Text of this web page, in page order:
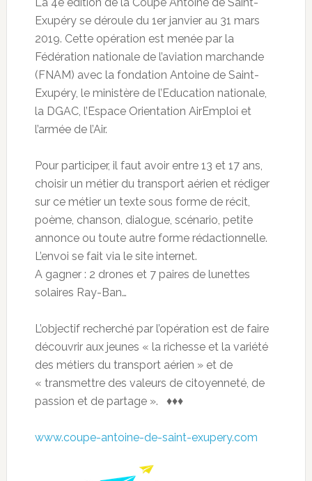
La 4e édition de la Coupe Antoine de Saint-
Exupéry se déroule du 1er janvier au 31 mars
2019. Cette opération est menée par la
Fédération nationale de l’aviation marchande
(FNAM) avec la fondation Antoine de Saint-
Exupéry, le ministère de l’Education nationale,
la DGAC, l’Espace Orientation AirEmploi et
l’armée de l’Air.
Pour participer, il faut avoir entre 13 et 17 ans,
choisir un métier du transport aérien et rédiger
sur ce métier un texte sous forme de récit,
poème, chanson, dialogue, scénario, petite
annonce ou toute autre forme rédactionnelle.
L’envoi se fait via le site internet.
A gagner : 2 drones et 7 paires de lunettes
solaires Ray-Ban…
L’objectif recherché par l’opération est de faire
découvrir aux jeunes « la richesse et la variété
des métiers du transport aérien » et de
« transmettre des valeurs de citoyenneté, de
passion et de partage ». ♦♦♦
www.coupe-antoine-de-saint-exupery.com